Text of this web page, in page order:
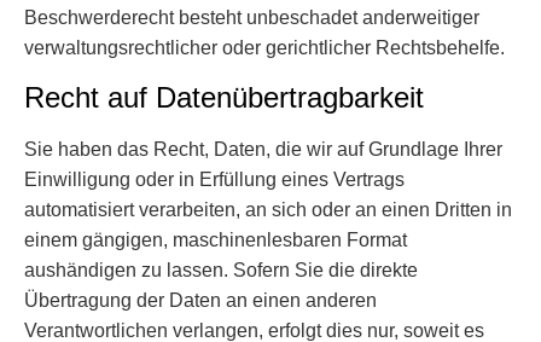
Beschwerderecht besteht unbeschadet anderweitiger
verwaltungsrechtlicher oder gerichtlicher Rechtsbehelfe.
Recht auf Daten­übertrag­barkeit
Sie haben das Recht, Daten, die wir auf Grundlage Ihrer
Einwilligung oder in Erfüllung eines Vertrags
automatisiert verarbeiten, an sich oder an einen Dritten in
einem gängigen, maschinenlesbaren Format
aushändigen zu lassen. Sofern Sie die direkte
Übertragung der Daten an einen anderen
Verantwortlichen verlangen, erfolgt dies nur, soweit es